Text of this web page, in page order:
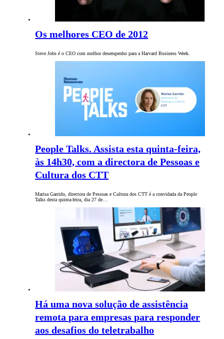
Os melhores CEO de 2012
Steve Jobs é o CEO com melhor desempenho para a Harvard Business Week.
People Talks. Assista esta quinta-feira,
às 14h30, com a directora de Pessoas e
Cultura dos CTT
Marisa Garrido, directora de Pessoas e Cultura dos CTT é a convidada da People
Talks desta quinta-feira, dia 27 de…
Há uma nova solução de assistência
remota para empresas para responder
aos desafios do teletrabalho